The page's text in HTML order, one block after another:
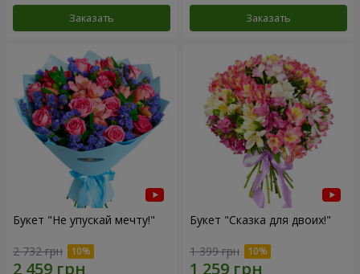
Заказать Заказать
Букет "Не упускай мечту!"
2 732 грн
Букет "Сказка для двоих!"
1 399 грн